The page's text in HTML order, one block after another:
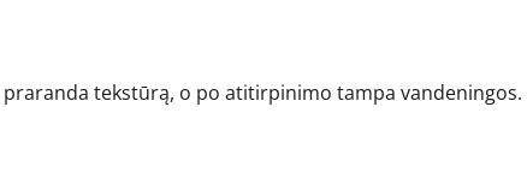
tekstūrą, o po atitirpinimo tampa vandeningos.